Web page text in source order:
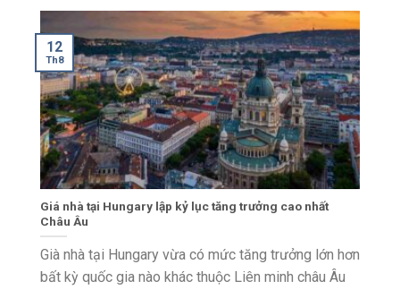
Giá nhà tại Hungary lập kỷ lục tăng trưởng cao nhất
Châu Âu
Già nhà tại Hungary vừa có ​​mức tăng trưởng lớn hơn
bất kỳ quốc gia nào khác thuộc Liên minh châu Âu
12
Th8